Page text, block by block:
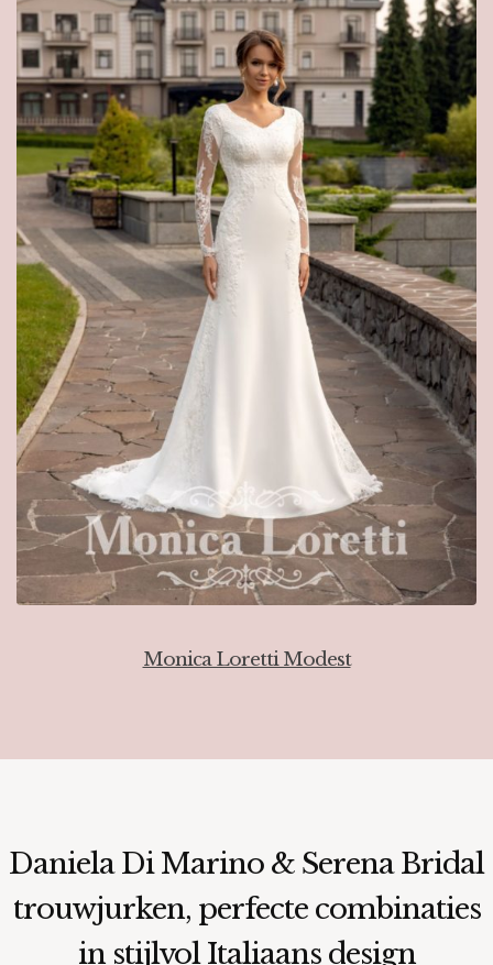
Monica Loretti Modest
Daniela Di Marino & Serena Bridal
trouwjurken, perfecte combinaties
in stijlvol Italiaans design